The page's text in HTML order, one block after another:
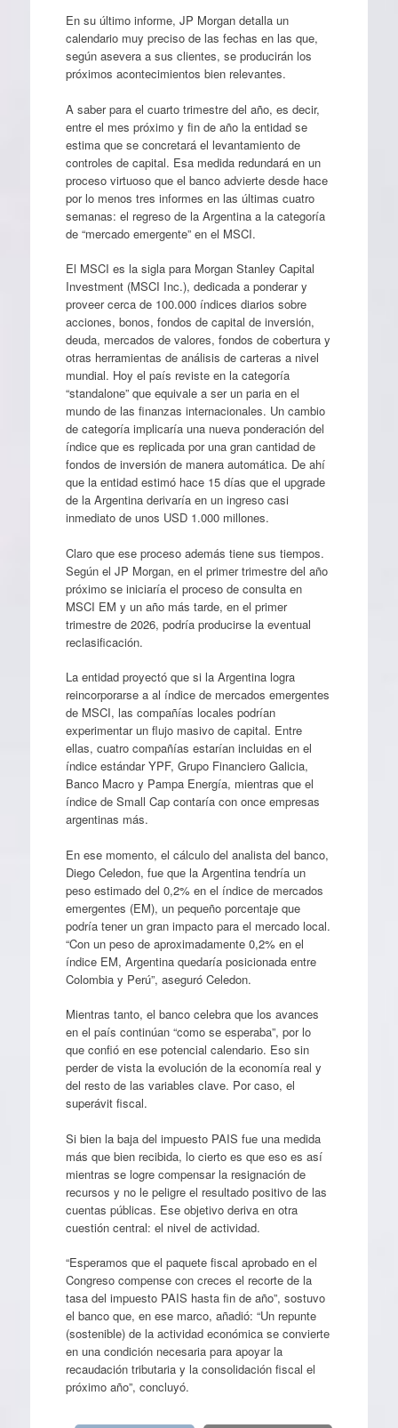
En su último informe, JP Morgan detalla un
calendario muy preciso de las fechas en las que,
según asevera a sus clientes, se producirán los
próximos acontecimientos bien relevantes.
A saber para el cuarto trimestre del año, es decir,
entre el mes próximo y fin de año la entidad se
estima que se concretará el levantamiento de
controles de capital. Esa medida redundará en un
proceso virtuoso que el banco advierte desde hace
por lo menos tres informes en las últimas cuatro
semanas: el regreso de la Argentina a la categoría
de “mercado emergente” en el MSCI.
El MSCI es la sigla para Morgan Stanley Capital
Investment (MSCI Inc.), dedicada a ponderar y
proveer cerca de 100.000 índices diarios sobre
acciones, bonos, fondos de capital de inversión,
deuda, mercados de valores, fondos de cobertura y
otras herramientas de análisis de carteras a nivel
mundial. Hoy el país reviste en la categoría
“standalone” que equivale a ser un paria en el
mundo de las finanzas internacionales. Un cambio
de categoría implicaría una nueva ponderación del
índice que es replicada por una gran cantidad de
fondos de inversión de manera automática. De ahí
que la entidad estimó hace 15 días que el upgrade
de la Argentina derivaría en un ingreso casi
inmediato de unos USD 1.000 millones.
Claro que ese proceso además tiene sus tiempos.
Según el JP Morgan, en el primer trimestre del año
próximo se iniciaría el proceso de consulta en
MSCI EM y un año más tarde, en el primer
trimestre de 2026, podría producirse la eventual
reclasificación.
La entidad proyectó que si la Argentina logra
reincorporarse a al índice de mercados emergentes
de MSCI, las compañías locales podrían
experimentar un flujo masivo de capital. Entre
ellas, cuatro compañías estarían incluidas en el
índice estándar YPF, Grupo Financiero Galicia,
Banco Macro y Pampa Energía, mientras que el
índice de Small Cap contaría con once empresas
argentinas más.
En ese momento, el cálculo del analista del banco,
Diego Celedon, fue que la Argentina tendría un
peso estimado del 0,2% en el índice de mercados
emergentes (EM), un pequeño porcentaje que
podría tener un gran impacto para el mercado local.
“Con un peso de aproximadamente 0,2% en el
índice EM, Argentina quedaría posicionada entre
Colombia y Perú”, aseguró Celedon.
Mientras tanto, el banco celebra que los avances
en el país continúan “como se esperaba”, por lo
que confió en ese potencial calendario. Eso sin
perder de vista la evolución de la economía real y
del resto de las variables clave. Por caso, el
superávit fiscal.
Si bien la baja del impuesto PAIS fue una medida
más que bien recibida, lo cierto es que eso es así
mientras se logre compensar la resignación de
recursos y no le peligre el resultado positivo de las
cuentas públicas. Ese objetivo deriva en otra
cuestión central: el nivel de actividad.
“Esperamos que el paquete fiscal aprobado en el
Congreso compense con creces el recorte de la
tasa del impuesto PAIS hasta fin de año”, sostuvo
el banco que, en ese marco, añadió: “Un repunte
(sostenible) de la actividad económica se convierte
en una condición necesaria para apoyar la
recaudación tributaria y la consolidación fiscal el
próximo año”, concluyó.